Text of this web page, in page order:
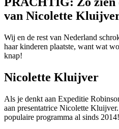
van Nicolette
Wij en de rest van Nederland
haar kinderen plaatste, want wat
knap!
Nicolette Kluijver
Als je denkt aan Expeditie
aan presentatrice Nicolette
populaire programma al sinds 2014!